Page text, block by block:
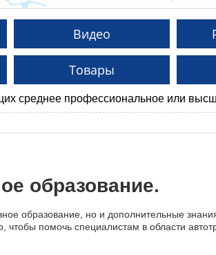
Видео
Товары
или высшее
образование.
образование, но и дополнительные
помочь специалистам в области